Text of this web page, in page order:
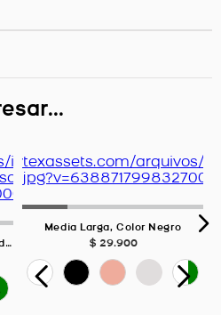
Media Larga, Color Blanco/Verde Para Unisex
Media Larga, Color Negro
$ 29.900